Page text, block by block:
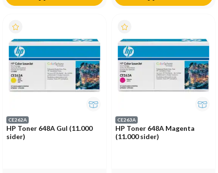
CE262A
HP Toner 648A Gul (11.000
sider)
CE263A
HP Toner 648A Magenta
(11.000 sider)